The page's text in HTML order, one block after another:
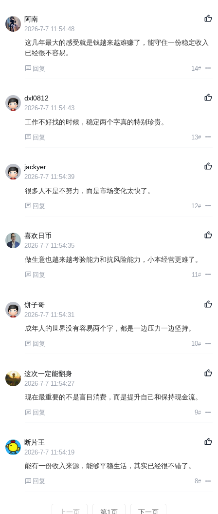
阿南
2026-7-7 11:54:48
这几年最大的感受就是钱越来越难赚了，能守住一份稳定收入
已经很不容易。
回复 14#
dxl0812
2026-7-7 11:54:43
工作不好找的时候，稳定两个字真的特别珍贵。
回复 13#
jackyer
2026-7-7 11:54:39
很多人不是不努力，而是市场变化太快了。
回复 12#
喜欢日币
2026-7-7 11:54:35
做生意也越来越考验能力和抗风险能力，小本经营更难了。
回复 11#
饼子哥
2026-7-7 11:54:31
成年人的世界没有容易两个字，都是一边压力一边坚持。
回复 10#
这次一定能翻身
2026-7-7 11:54:27
现在最重要的不是盲目消费，而是提升自己和保持现金流。
回复 9#
断片王
2026-7-7 11:54:19
能有一份收入来源，能够平稳生活，其实已经很不错了。
回复 8#
上一页 第1页 下一页